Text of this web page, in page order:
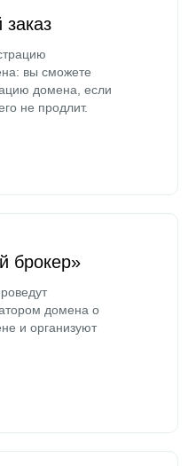
вы сможете
домена, если
не продлит.
брокер»
домена о
и организуют